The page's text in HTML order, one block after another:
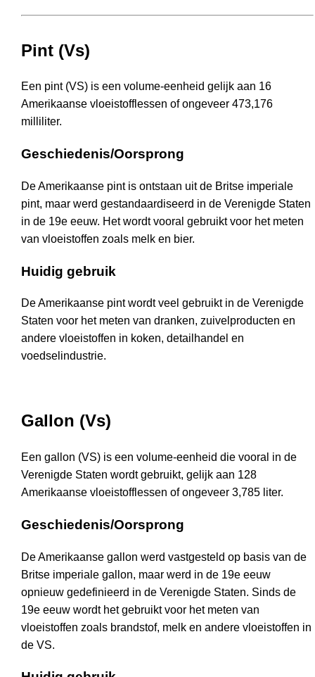
Pint (Vs)
Een pint (VS) is een volume-eenheid gelijk aan 16
Amerikaanse vloeistofflessen of ongeveer 473,176
milliliter.
Geschiedenis/Oorsprong
De Amerikaanse pint is ontstaan uit de Britse imperiale
pint, maar werd gestandaardiseerd in de Verenigde Staten
in de 19e eeuw. Het wordt vooral gebruikt voor het meten
van vloeistoffen zoals melk en bier.
Huidig gebruik
De Amerikaanse pint wordt veel gebruikt in de Verenigde
Staten voor het meten van dranken, zuivelproducten en
andere vloeistoffen in koken, detailhandel en
voedselindustrie.
Gallon (Vs)
Een gallon (VS) is een volume-eenheid die vooral in de
Verenigde Staten wordt gebruikt, gelijk aan 128
Amerikaanse vloeistofflessen of ongeveer 3,785 liter.
Geschiedenis/Oorsprong
De Amerikaanse gallon werd vastgesteld op basis van de
Britse imperiale gallon, maar werd in de 19e eeuw
opnieuw gedefinieerd in de Verenigde Staten. Sinds de
19e eeuw wordt het gebruikt voor het meten van
vloeistoffen zoals brandstof, melk en andere vloeistoffen in
de VS.